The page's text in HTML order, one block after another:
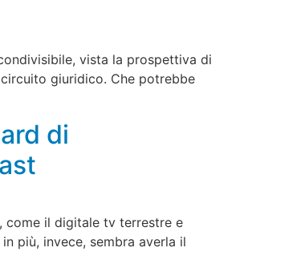
vista la prospettiva di
giuridico. Che potrebbe
di
come il digitale tv terrestre e
più, invece, sembra averla il